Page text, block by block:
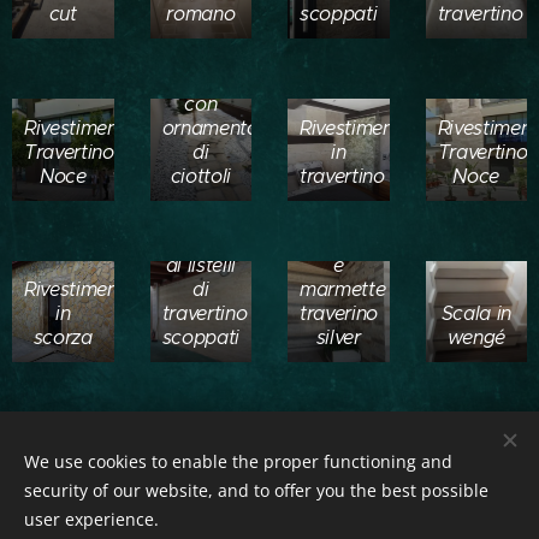
cut
romano
scoppati
travertino
Rivestimento
Travertino
Noce
Pavimento
con
ornamento
di
ciottoli
Rivestimento
in
travertino
Travertino
Noce
Rivestimento
in
scorza
di listelli
di
travertino
scoppati
Rivestimento
con
e
marmette
traverino
silver
Scala in
wengé
Scala in
travertino
venato
Rivestimento
misto in
travertino
esterno
in
travertino
Travertino
Noce
We use cookies to enable the proper functioning and
security of our website, and to offer you the best possible
user experience.